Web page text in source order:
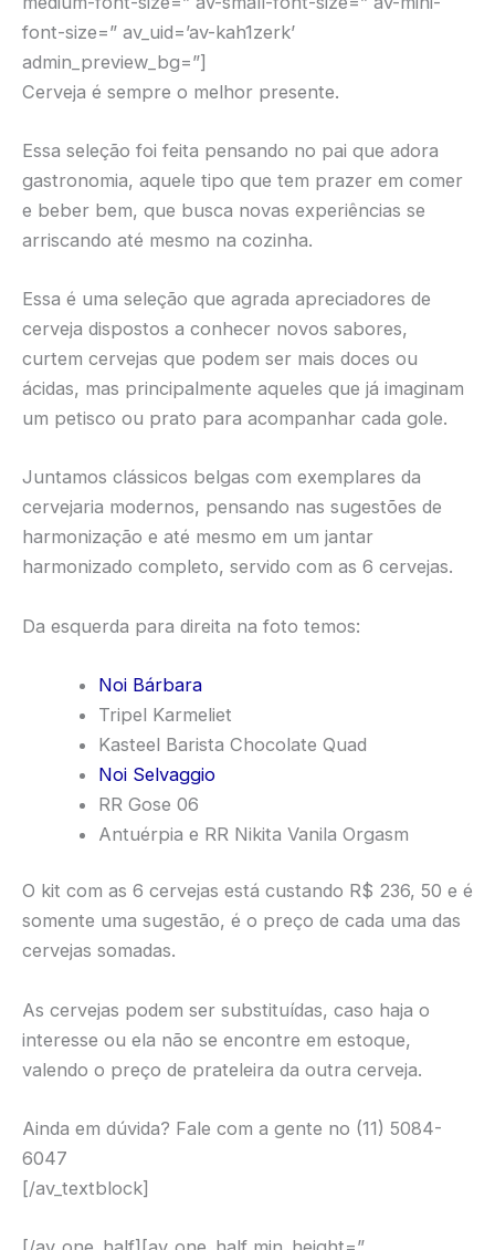
font-size=” av_uid=’av-kah1zerk’
admin_preview_bg=”]
Cerveja é sempre o melhor presente.
Essa seleção foi feita pensando no pai que adora
gastronomia, aquele tipo que tem prazer em comer
e beber bem, que busca novas experiências se
arriscando até mesmo na cozinha.
Essa é uma seleção que agrada apreciadores de
cerveja dispostos a conhecer novos sabores,
curtem cervejas que podem ser mais doces ou
ácidas, mas principalmente aqueles que já imaginam
um petisco ou prato para acompanhar cada gole.
Juntamos clássicos belgas com exemplares da
cervejaria modernos, pensando nas sugestões de
harmonização e até mesmo em um jantar
harmonizado completo, servido com as 6 cervejas.
Da esquerda para direita na foto temos:
Noi Bárbara
Tripel Karmeliet
Kasteel Barista Chocolate Quad
Noi Selvaggio
RR Gose 06
Antuérpia e RR Nikita Vanila Orgasm
O kit com as 6 cervejas está custando R$ 236, 50 e é
somente uma sugestão, é o preço de cada uma das
cervejas somadas.
As cervejas podem ser substituídas, caso haja o
interesse ou ela não se encontre em estoque,
valendo o preço de prateleira da outra cerveja.
Ainda em dúvida? Fale com a gente no (11) 5084-
6047
[/av_textblock]